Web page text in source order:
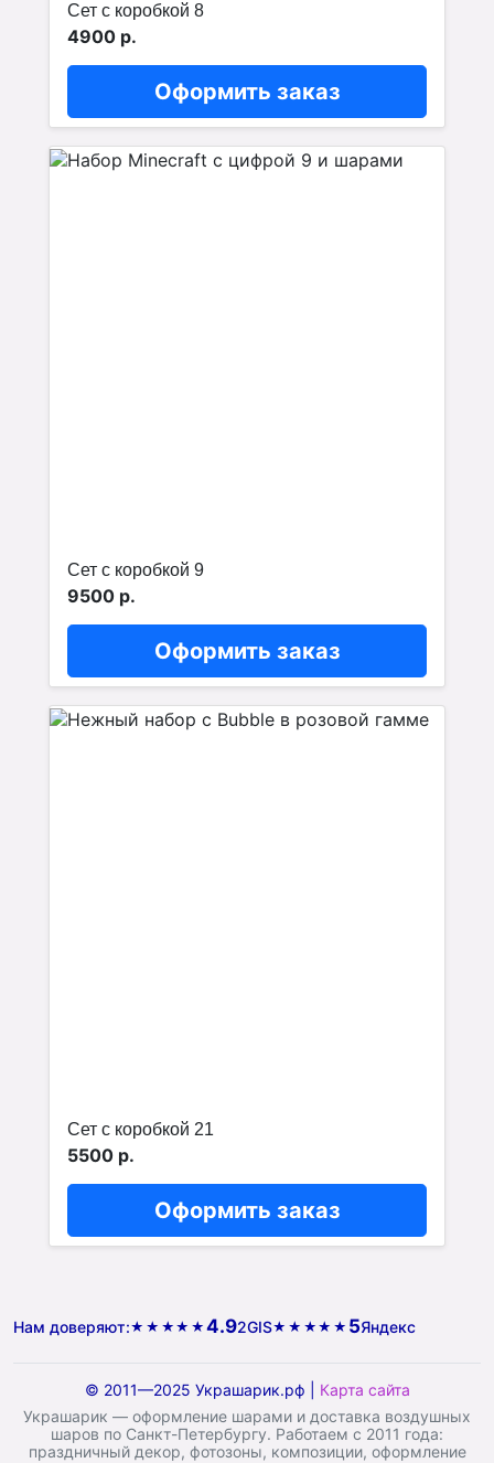
Сет с коробкой 8
4900 р.
Оформить заказ
Сет с коробкой 9
9500 р.
Оформить заказ
Сет с коробкой 21
5500 р.
Оформить заказ
Нам доверяют:★★★★★ 4.92GIS★★★★★ 5Яндекс
© 2011—2025 Украшарик.рф | Карта сайта
Украшарик — оформление шарами и доставка воздушных
шаров по Санкт-Петербургу. Работаем с 2011 года:
праздничный декор, фотозоны, композиции, оформление